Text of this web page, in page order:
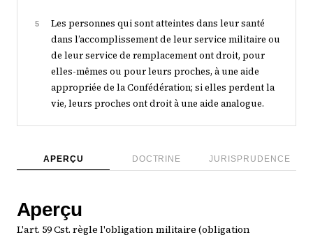
5
Les personnes qui sont atteintes dans leur santé
dans l’accomplissement de leur service militaire ou
de leur service de remplacement ont droit, pour
elles-mêmes ou pour leurs proches, à une aide
appropriée de la Confédération; si elles perdent la
vie, leurs proches ont droit à une aide analogue.
APERÇU DOCTRINE JURISPRUDENCE
Aperçu
L'art. 59 Cst. règle l'obligation militaire (obligation